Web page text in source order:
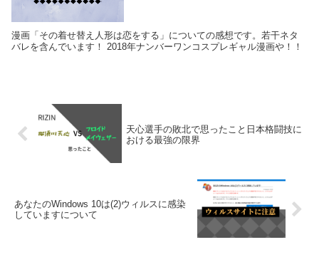
漫画「その着せ替え人形は恋をする」についての感想です。若干ネタ
バレを含んでいます！ 2018年ナンバーワンコスプレギャル漫画や！！
天心選手の敗北で思ったこと日本格闘技に
おける最強の限界
あなたのWindows 10は(2)ウィルスに感染
していますについて